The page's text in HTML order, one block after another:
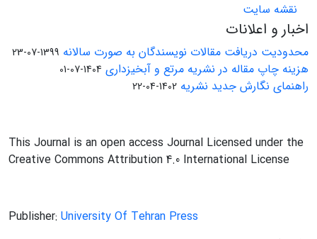
نقشه سایت
اخبار و اعلانات
محدودیت دریافت مقالات نویسندگان به صورت سالانه 1399-07-23
هزینه چاپ مقاله در نشریه مرتع و آبخیزداری 1404-07-01
راهنمای نگارش جدید نشریه 1402-04-22
This Journal is an open access Journal Licensed under the
Creative Commons Attribution 4.0 International License
Publisher: University Of Tehran Press